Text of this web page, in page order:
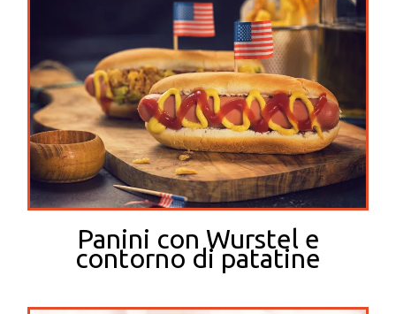
Panini con Wurstel e
contorno di patatine